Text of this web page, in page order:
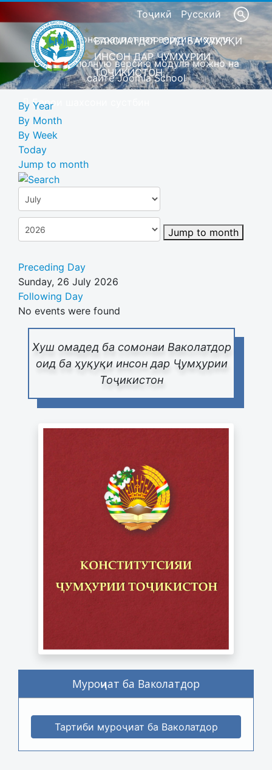
Тоҷикӣ Русский
Это демонстрационная версия модуля
Скачать полную версию модуля можно на
сайте Joomla School
Барои шахсони сустбин
ВАКОЛАТДОР ОИД БА ҲУҚУҚИ
ИНСОН ДАР ҶУМҲУРИИ
ТОҶИКИСТОН
Хуш омадед ба сомонаи Ваколатдор
оид ба ҳуқуқи инсон дар Ҷумҳурии
Тоҷикистон
Муроҷиат ба Ваколатдор
Тартиби муроҷиат ба Ваколатдор
By Year
By Month
By Week
Today
Jump to month
Jump to month
Preceding Day
Sunday, 26 July 2026
Following Day
No events were found